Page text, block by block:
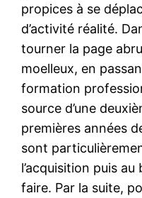
propices à se
d’activité réalité.
tourner la page
moelleux, en
formation
source d’une
premières années
sont
l’acquisition puis
faire. Par la suite,